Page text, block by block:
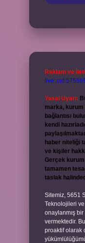
Reklam ve
Yasal Uyarı:
marka, kurum
bağlantısı
kendi
haber niteliği
ve kişiler
Gerçek
tamamen
taslak
Sitemiz, 5651
Teknolojileri
onaylanmış bir
vermektedir.
proaktif olarak